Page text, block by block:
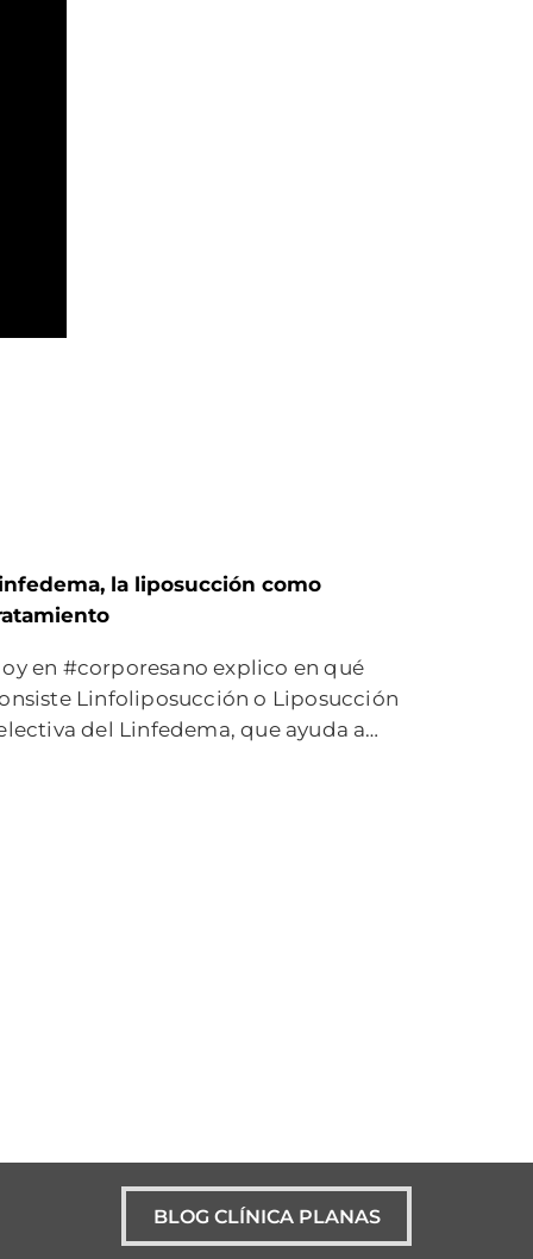
la liposucción como
en #corporesano explico en qué
Linfoliposucción o Liposucción
del Linfedema, que ayuda a…
BLOG CLÍNICA PLANAS